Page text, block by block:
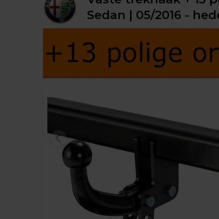
Sedan | 05/2016 -